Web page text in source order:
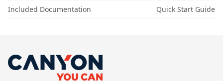
Included Documentation
Quick Start Guide